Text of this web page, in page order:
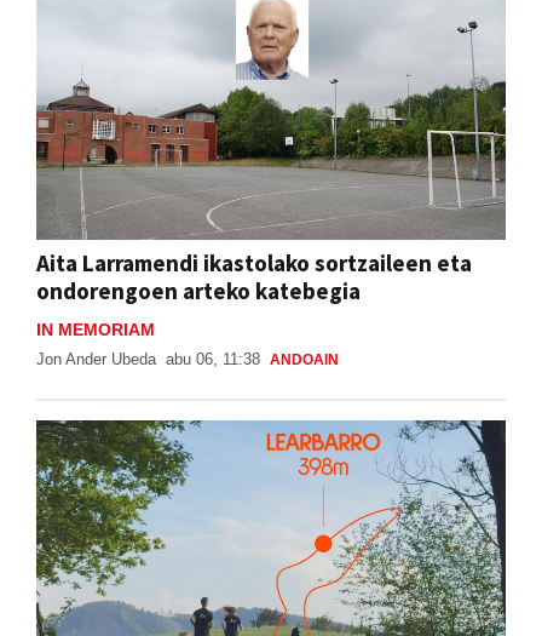
Aita Larramendi ikastolako sortzaileen eta
ondorengoen arteko katebegia
IN MEMORIAM
Jon Ander Ubeda abu 06, 11:38 ANDOAIN